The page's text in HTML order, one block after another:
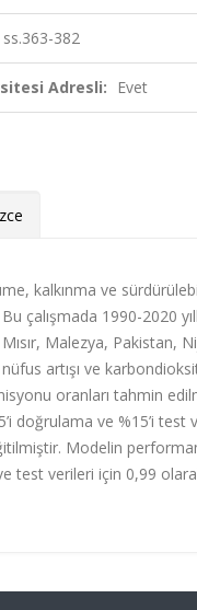
ss.363-382
Adresli: Evet
kalkınma ve
çalışmada 1990-2020
Malezya, Pakistan,
artışı ve
oranları tahmin
doğrulama ve %15’i
Modelin
test verileri için 0,99